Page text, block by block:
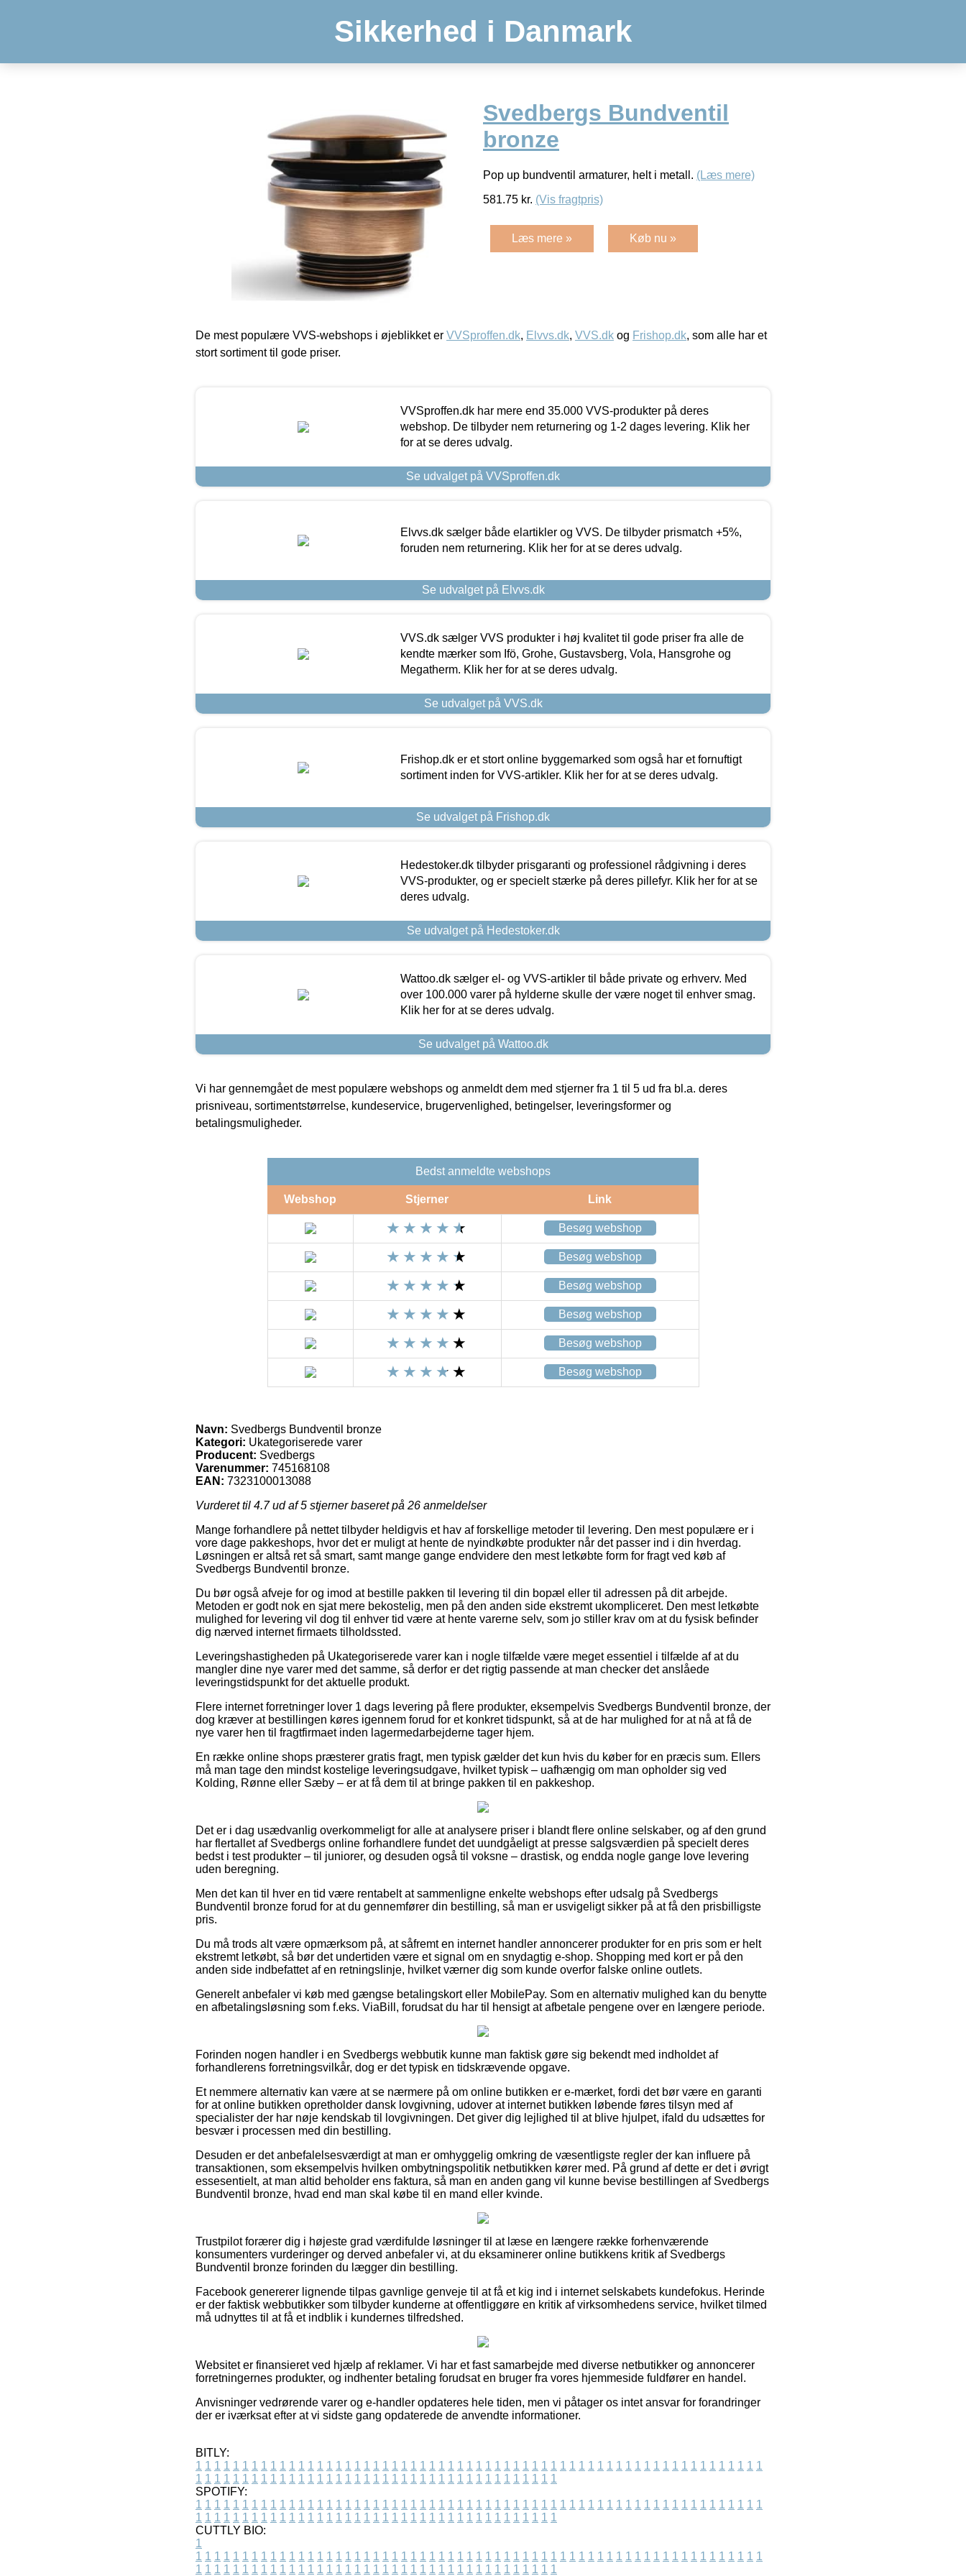
Sikkerhed i Danmark
Svedbergs Bundventil
bronze
Pop up bundventil armaturer, helt i metall. (Læs mere)
581.75 kr. (Vis fragtpris)
Læs mere » Køb nu »
De mest populære VVS-webshops i øjeblikket er VVSproffen.dk, Elvvs.dk, VVS.dk og Frishop.dk, som alle har et
stort sortiment til gode priser.
VVSproffen.dk har mere end 35.000 VVS-produkter på deres
webshop. De tilbyder nem returnering og 1-2 dages levering. Klik her
for at se deres udvalg.
Se udvalget på VVSproffen.dk
Elvvs.dk sælger både elartikler og VVS. De tilbyder prismatch +5%,
foruden nem returnering. Klik her for at se deres udvalg.
Se udvalget på Elvvs.dk
VVS.dk sælger VVS produkter i høj kvalitet til gode priser fra alle de
kendte mærker som Ifö, Grohe, Gustavsberg, Vola, Hansgrohe og
Megatherm. Klik her for at se deres udvalg.
Se udvalget på VVS.dk
Frishop.dk er et stort online byggemarked som også har et fornuftigt
sortiment inden for VVS-artikler. Klik her for at se deres udvalg.
Se udvalget på Frishop.dk
Hedestoker.dk tilbyder prisgaranti og professionel rådgivning i deres
VVS-produkter, og er specielt stærke på deres pillefyr. Klik her for at se
deres udvalg.
Se udvalget på Hedestoker.dk
Wattoo.dk sælger el- og VVS-artikler til både private og erhverv. Med
over 100.000 varer på hylderne skulle der være noget til enhver smag.
Klik her for at se deres udvalg.
Se udvalget på Wattoo.dk
Vi har gennemgået de mest populære webshops og anmeldt dem med stjerner fra 1 til 5 ud fra bl.a. deres
prisniveau, sortimentstørrelse, kundeservice, brugervenlighed, betingelser, leveringsformer og
betalingsmuligheder.
Bedst anmeldte webshops
Webshop Stjerner Link
Besøg webshop
Besøg webshop
Besøg webshop
Besøg webshop
Besøg webshop
Besøg webshop
Navn: Svedbergs Bundventil bronze
Kategori: Ukategoriserede varer
Producent: Svedbergs
Varenummer: 745168108
EAN: 7323100013088
Vurderet til 4.7ud af 5 stjerner baseret på 26 anmeldelser
Mange forhandlere på nettet tilbyder heldigvis et hav af forskellige metoder til levering. Den mest populære er i
vore dage pakkeshops, hvor det er muligt at hente de nyindkøbte produkter når det passer ind i din hverdag.
Løsningen er altså ret så smart, samt mange gange endvidere den mest letkøbte form for fragt ved køb af
Svedbergs Bundventil bronze.
Du bør også afveje for og imod at bestille pakken til levering til din bopæl eller til adressen på dit arbejde.
Metoden er godt nok en sjat mere bekostelig, men på den anden side ekstremt ukompliceret. Den mest letkøbte
mulighed for levering vil dog til enhver tid være at hente varerne selv, som jo stiller krav om at du fysisk befinder
dig nærved internet firmaets tilholdssted.
Leveringshastigheden på Ukategoriserede varer kan i nogle tilfælde være meget essentiel i tilfælde af at du
mangler dine nye varer med det samme, så derfor er det rigtig passende at man checker det anslåede
leveringstidspunkt for det aktuelle produkt.
Flere internet forretninger lover 1 dags levering på flere produkter, eksempelvis Svedbergs Bundventil bronze, der
dog kræver at bestillingen køres igennem forud for et konkret tidspunkt, så at de har mulighed for at nå at få de
nye varer hen til fragtfirmaet inden lagermedarbejderne tager hjem.
En række online shops præsterer gratis fragt, men typisk gælder det kun hvis du køber for en præcis sum. Ellers
må man tage den mindst kostelige leveringsudgave, hvilket typisk – uafhængig om man opholder sig ved
Kolding, Rønne eller Sæby – er at få dem til at bringe pakken til en pakkeshop.
Det er i dag usædvanlig overkommeligt for alle at analysere priser i blandt flere online selskaber, og af den grund
har flertallet af Svedbergs online forhandlere fundet det uundgåeligt at presse salgsværdien på specielt deres
bedst i test produkter – til juniorer, og desuden også til voksne – drastisk, og endda nogle gange love levering
uden beregning.
Men det kan til hver en tid være rentabelt at sammenligne enkelte webshops efter udsalg på Svedbergs
Bundventil bronze forud for at du gennemfører din bestilling, så man er usvigeligt sikker på at få den prisbilligste
pris.
Du må trods alt være opmærksom på, at såfremt en internet handler annoncerer produkter for en pris som er helt
ekstremt letkøbt, så bør det undertiden være et signal om en snydagtig e-shop. Shopping med kort er på den
anden side indbefattet af en retningslinje, hvilket værner dig som kunde overfor falske online outlets.
Generelt anbefaler vi køb med gængse betalingskort eller MobilePay. Som en alternativ mulighed kan du benytte
en afbetalingsløsning som f.eks. ViaBill, forudsat du har til hensigt at afbetale pengene over en længere periode.
Forinden nogen handler i en Svedbergs webbutik kunne man faktisk gøre sig bekendt med indholdet af
forhandlerens forretningsvilkår, dog er det typisk en tidskrævende opgave.
Et nemmere alternativ kan være at se nærmere på om online butikken er e-mærket, fordi det bør være en garanti
for at online butikken opretholder dansk lovgivning, udover at internet butikken løbende føres tilsyn med af
specialister der har nøje kendskab til lovgivningen. Det giver dig lejlighed til at blive hjulpet, ifald du udsættes for
besvær i processen med din bestilling.
Desuden er det anbefalelsesværdigt at man er omhyggelig omkring de væsentligste regler der kan influere på
transaktionen, som eksempelvis hvilken ombytningspolitik netbutikken kører med. På grund af dette er det i øvrigt
essesentielt, at man altid beholder ens faktura, så man en anden gang vil kunne bevise bestillingen af Svedbergs
Bundventil bronze, hvad end man skal købe til en mand eller kvinde.
Trustpilot forærer dig i højeste grad værdifulde løsninger til at læse en længere række forhenværende
konsumenters vurderinger og derved anbefaler vi, at du eksaminerer online butikkens kritik af Svedbergs
Bundventil bronze forinden du lægger din bestilling.
Facebook genererer lignende tilpas gavnlige genveje til at få et kig ind i internet selskabets kundefokus. Herinde
er der faktisk webbutikker som tilbyder kunderne at offentliggøre en kritik af virksomhedens service, hvilket tilmed
må udnyttes til at få et indblik i kundernes tilfredshed.
Websitet er finansieret ved hjælp af reklamer. Vi har et fast samarbejde med diverse netbutikker og annoncerer
forretningernes produkter, og indhenter betaling forudsat en bruger fra vores hjemmeside fuldfører en handel.
Anvisninger vedrørende varer og e-handler opdateres hele tiden, men vi påtager os intet ansvar for forandringer
der er iværksat efter at vi sidste gang opdaterede de anvendte informationer.
BITLY:
1 1 1 1 1 1 1 1 1 1 1 1 1 1 1 1 1 1 1 1 1 1 1 1 1 1 1 1 1 1 1 1 1 1 1 1 1 1 1 1 1 1 1 1 1 1 1 1 1 1 1 1 1 1 1 1 1 1 1 1 1
1 1 1 1 1 1 1 1 1 1 1 1 1 1 1 1 1 1 1 1 1 1 1 1 1 1 1 1 1 1 1 1 1 1 1 1 1 1 1
SPOTIFY:
1 1 1 1 1 1 1 1 1 1 1 1 1 1 1 1 1 1 1 1 1 1 1 1 1 1 1 1 1 1 1 1 1 1 1 1 1 1 1 1 1 1 1 1 1 1 1 1 1 1 1 1 1 1 1 1 1 1 1 1 1
1 1 1 1 1 1 1 1 1 1 1 1 1 1 1 1 1 1 1 1 1 1 1 1 1 1 1 1 1 1 1 1 1 1 1 1 1 1 1
CUTTLY BIO:
1
1 1 1 1 1 1 1 1 1 1 1 1 1 1 1 1 1 1 1 1 1 1 1 1 1 1 1 1 1 1 1 1 1 1 1 1 1 1 1 1 1 1 1 1 1 1 1 1 1 1 1 1 1 1 1 1 1 1 1 1 1
1 1 1 1 1 1 1 1 1 1 1 1 1 1 1 1 1 1 1 1 1 1 1 1 1 1 1 1 1 1 1 1 1 1 1 1 1 1 1